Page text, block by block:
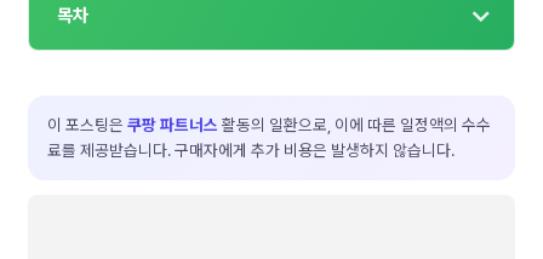
목차
이 포스팅은 쿠팡 파트너스 활동의 일환으로, 이에 따른 일정액의 수수
료를 제공받습니다. 구매자에게 추가 비용은 발생하지 않습니다.